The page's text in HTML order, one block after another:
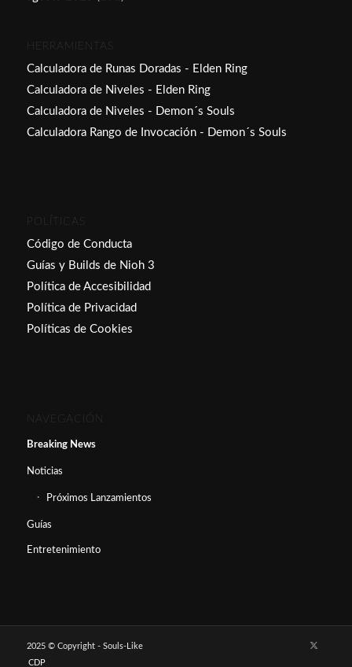
HERRAMIENTAS
Calculadora de Runas Doradas - Elden Ring
Calculadora de Niveles - Elden Ring
Calculadora de Niveles - Demon´s Souls
Calculadora Rango de Invocación - Demon´s Souls
POLÍTICAS
Código de Conducta
Guías y Builds de Nioh 3
Política de Accesibilidad
Política de Privacidad
Políticas de Cookies
NAVEGACIÓN
Breaking News
Noticias
Próximos Lanzamientos
Guías
Entretenimiento
2025 © Copyright - Souls-Like
CDP